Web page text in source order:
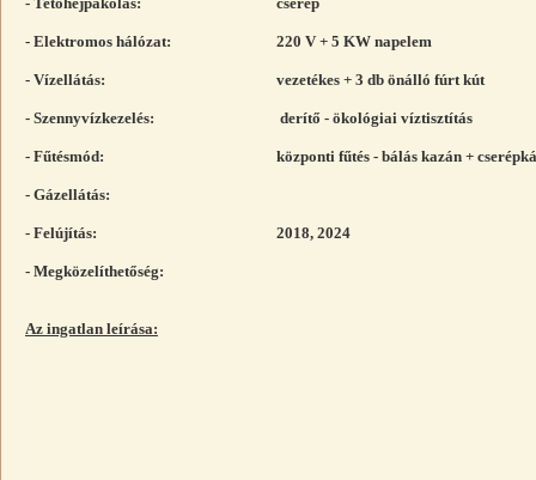
- Elektromos hálózat: 220 V + 5 KW napelem
- Vízellátás: vezetékes + 3 db önálló fúrt kút
- Szennyvízkezelés: derítő - ökológiai víztisztítás
- Fűtésmód: központi fűtés - bálás kazán +
- Gázellátás:
- Felújítás: 2018, 2024
- Megközelíthetőség:
Az ingatlan leírása: